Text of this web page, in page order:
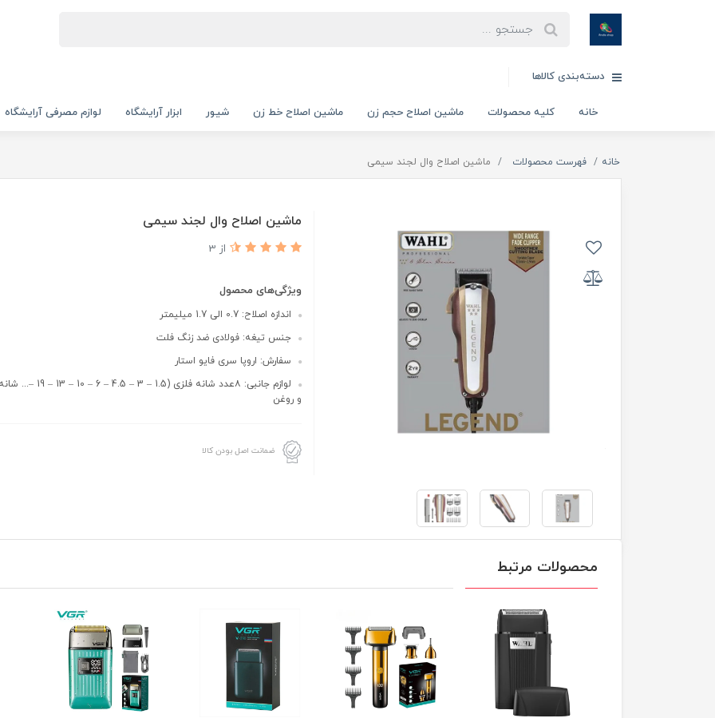
دسته‌بندی کالاها
خانه کلیه محصولات ماشین اصلاح حجم زن ماشین اصلاح خط زن شیور ابزار آرایشگاه لوازم مصرفی آرایشگاه
خانه فهرست محصولات ماشین اصلاح وال لجند سیمی
ماشین اصلاح وال لجند سیمی
از 3
ویژگی‌های محصول
اندازه اصلاح: 0.7 الی 1.7 میلیمتر
جنس تیغه: فولادی ضد زنگ فلت
سفارش: اروپا سری فایو استار
لوازم جانبی: ۸عدد شانه فلزی
و روغن
ضمانت اصل بودن کالا
محصولات مرتبط